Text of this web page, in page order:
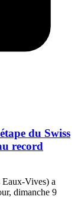
du Swiss
record
Vives) a
dimanche 9